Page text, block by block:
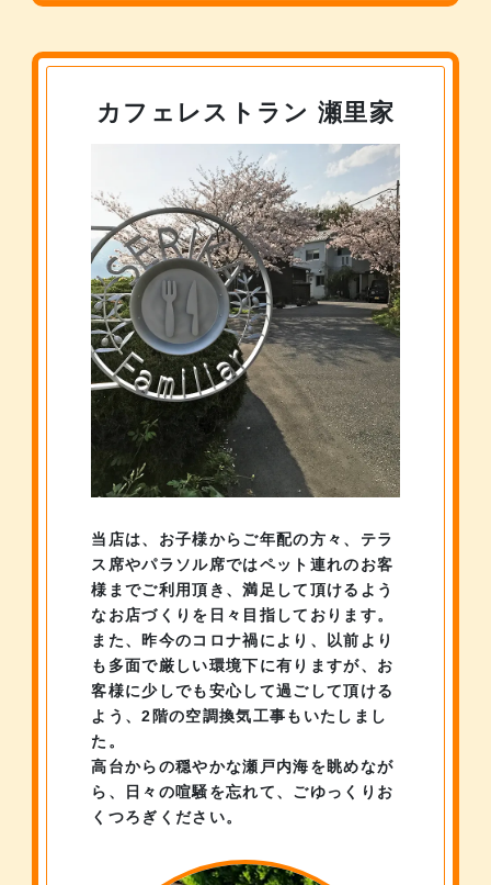
カフェレストラン 瀬里家
当店は、お子様からご年配の方々、 テラ
ス席やパラソル席ではペット連れのお客
様までご利用頂き、満足して頂けるよう
なお店づくりを日々目指しております。
また、昨今のコロナ禍により、 以前より
も多面で厳しい環境下に有りますが、 お
客様に少しでも安心して過ごして頂ける
よう、2階の空調換気工事もいたしまし
た。
高台からの穏やかな瀬戸内海を眺めなが
ら、日々の喧騒を忘れて、 ごゆっくりお
くつろぎください。